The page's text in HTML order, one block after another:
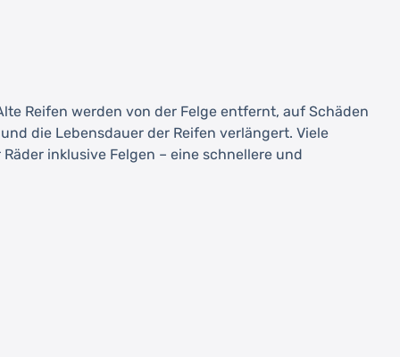
Reifen werden von der Felge entfernt, auf Schäden
die Lebensdauer der Reifen verlängert. Viele
inklusive Felgen – eine schnellere und